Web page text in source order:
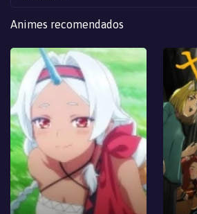
Episodio 11
Episodio 10
Episodio 9
Episodio 8
Episodio 7
Episodio 6
Episodio 5
Animes recomendados